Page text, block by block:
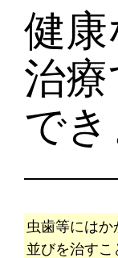
健
治
で
虫歯等には
並びを治す